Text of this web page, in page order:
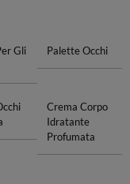
Gli
Palette Occhi
Crema Corpo
Idratante
Profumata